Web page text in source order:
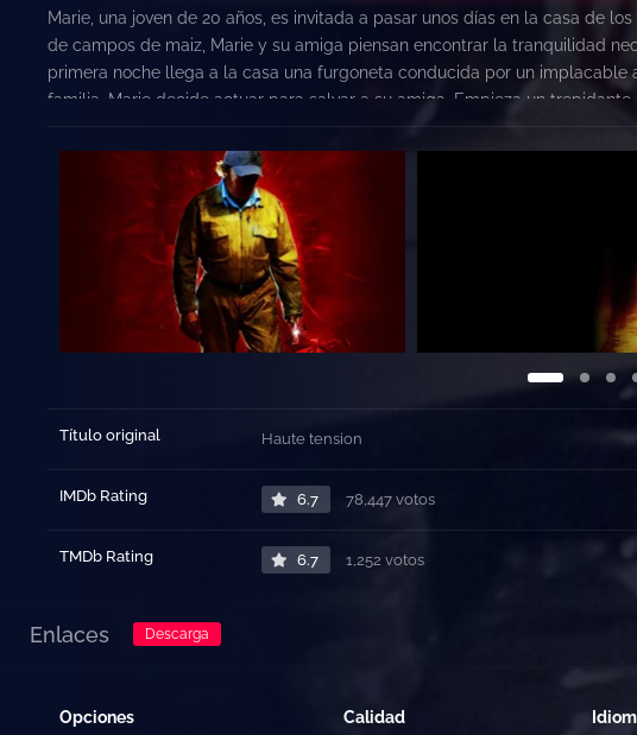
Marie, una joven de 20 años, es invitada a pasar unos días en la casa de
de campos de maiz, Marie y su amiga piensan encontrar la tranquilidad
primera noche llega a la casa una furgoneta conducida por un implacable
familia. Marie decide actuar para salvar a su amiga. Empieza un trepidante
Título original Haute tension
IMDb Rating 6.7 78,447 votos
TMDb Rating 6.7 1,252 votos
Enlaces Descarga
Opciones Calidad